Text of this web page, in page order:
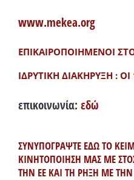
www.mekea.org
ΕΠΙΚΑΙΡΟΠΟΙΗΜΕΝΟΙ
ΙΔΡΥΤΙΚΗ ΔΙΑΚΗΡΥΞΗ :
επικοινωνία: εδώ
ΣΥΝΥΠΟΓΡΑΨΤΕ ΕΔΩ ΤΟ
ΚΙΝΗΤΟΠΟΙΗΣΗ ΜΑΣ ΜΕ
ΤΗΝ ΕΕ ΚΑΙ ΤΗ ΡΗΞΗ ΜΕ